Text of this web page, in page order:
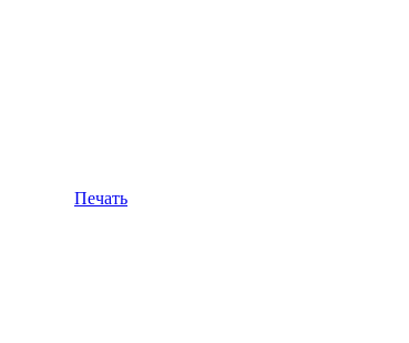
Печать